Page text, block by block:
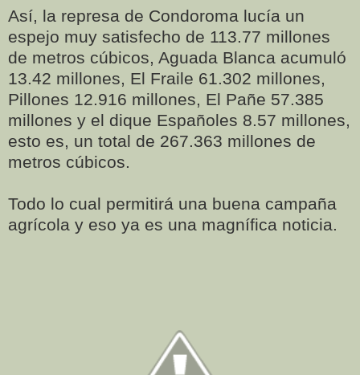
Así, la represa de Condoroma lucía un
espejo muy satisfecho de 113.77 millones
de metros cúbicos, Aguada Blanca acumuló
13.42 millones, El Fraile 61.302 millones,
Pillones 12.916 millones, El Pañe 57.385
millones y el dique Españoles 8.57 millones,
esto es, un total de 267.363 millones de
metros cúbicos.
Todo lo cual permitirá una buena campaña
agrícola y eso ya es una magnífica noticia.